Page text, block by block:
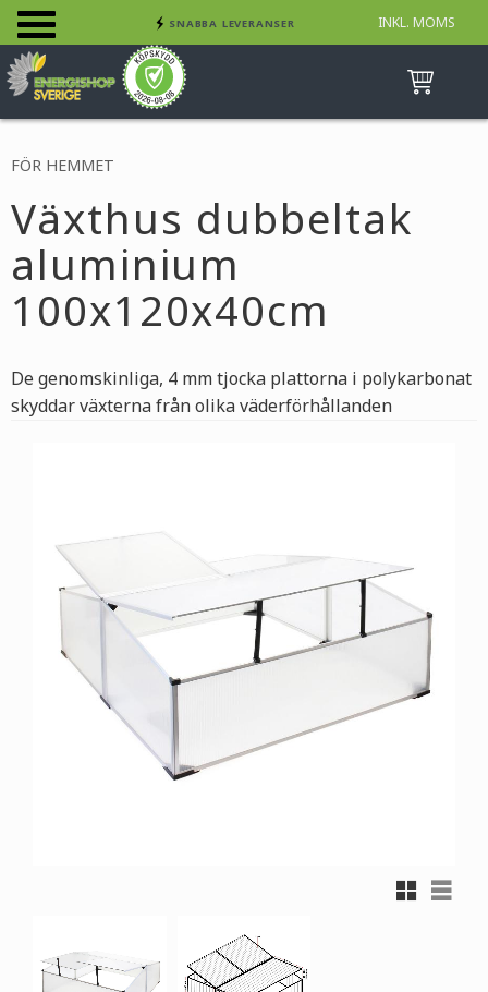
Meny
INKL. MOMS
SNABBA LEVERANSER
BETALA SÄKERT MED KORT, FAKTURA &
SWISH
FÖR HEMMET
Växthus dubbeltak
aluminium
100x120x40cm
De genomskinliga, 4 mm tjocka plattorna i polykarbonat
skyddar växterna från olika väderförhållanden
Rutnätsvy
Listvy